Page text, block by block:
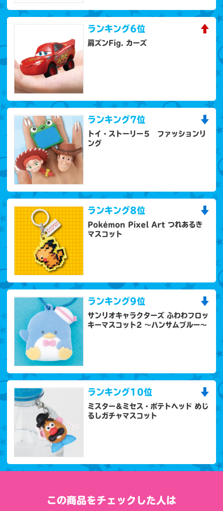
ランキング6位
肩ズンFig. カーズ
ランキング7位
トイ・ストーリー５ ファッションリ
ング
ランキング8位
Pokémon Pixel Art つれあるき
マスコット
ランキング9位
サンリオキャラクターズ ふわわフロッ
キーマスコット2 ～ハンサムブルー～
ランキング10位
ミスター＆ミセス・ポテトヘッド めじ
るしガチャマスコット
この商品をチェックした人は